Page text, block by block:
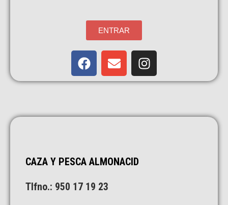
ENTRAR
CAZA Y PESCA ALMONACID
Tlfno.: 950 17 19 23